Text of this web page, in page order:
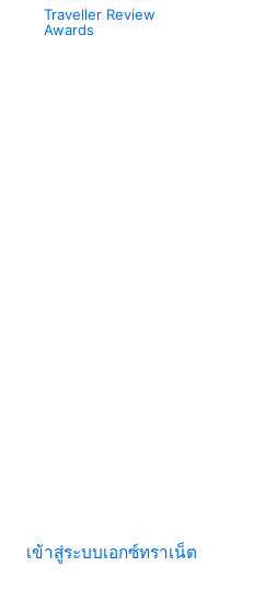
Traveller Review
Awards
เข้าสู่ระบบเอกซ์ทราเน็ต